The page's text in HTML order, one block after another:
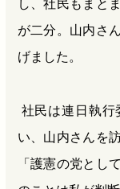
が二分。山内さ
げました。
社民は連日執行
い、山内さんを
「護憲の党とし